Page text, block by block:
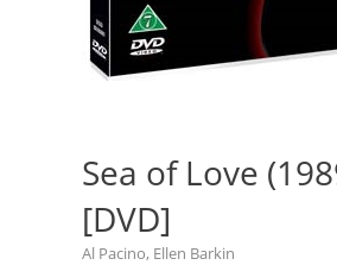
Sea of Love
[DVD]
Al Pacino, Ellen Barkin